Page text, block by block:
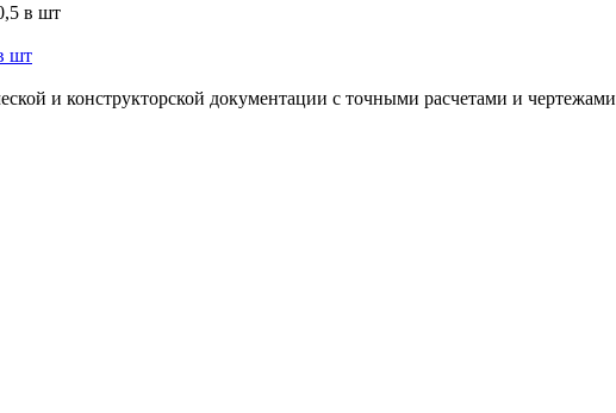
в шт
шт
и конструкторской документации с точными расчетами и чертежами